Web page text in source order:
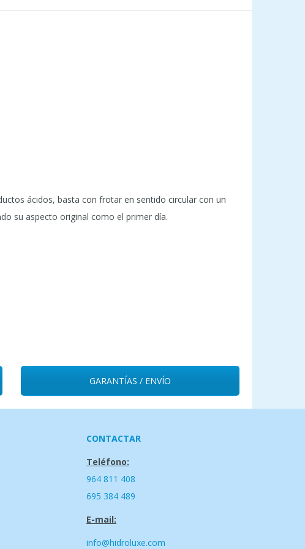
ácidos, basta con frotar en sentido circular con un
su aspecto original como el primer día.
GARANTÍAS / ENVÍO
CONTACTAR
Teléfono:
964 811 408
695 384 489
E-mail:
info@hidroluxe.com